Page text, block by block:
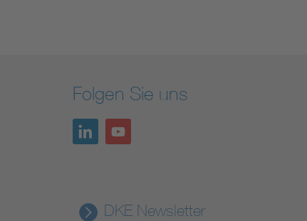
Folgen Sie uns
DKE Newsletter